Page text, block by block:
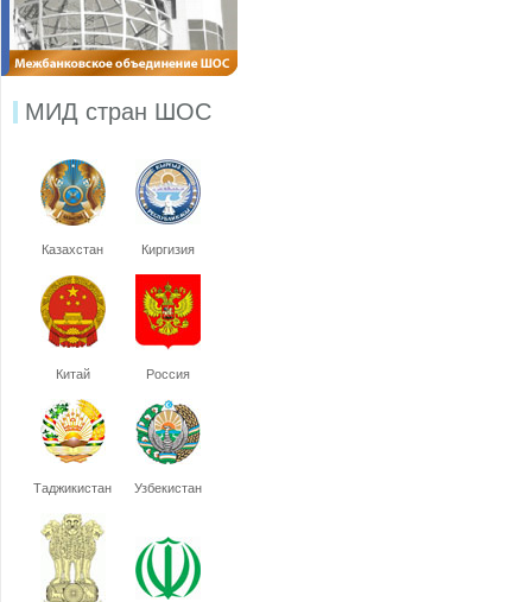
МИД стран ШОС
Казахстан Киргизия
Китай Россия
Таджикистан Узбекистан